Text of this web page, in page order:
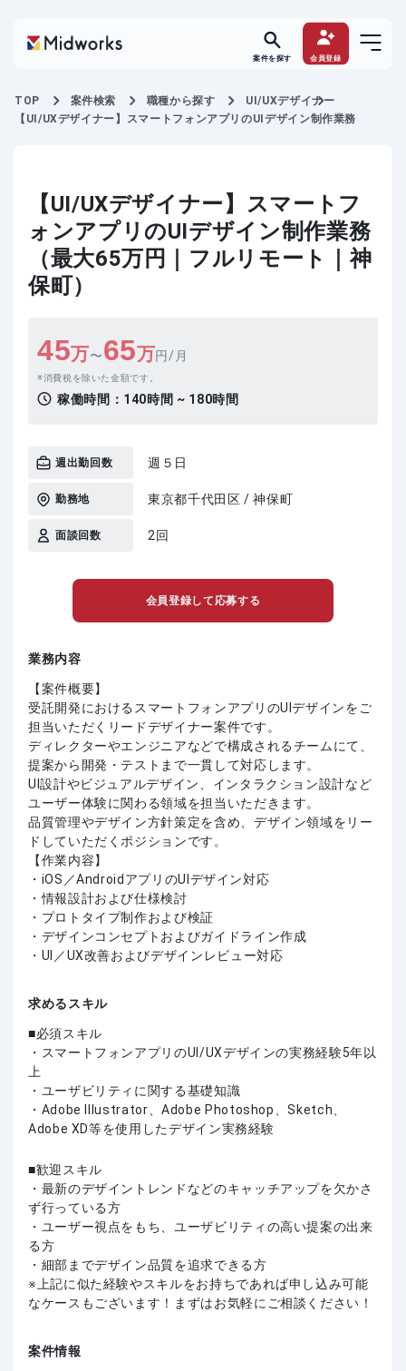
案件を探す 会員登録
TOP 案件検索 職種から探す
UI/UXデザイナー
【UI/UXデザイナー】スマートフォンアプリのUIデザイン制作業務
【UI/UXデザイナー】スマートフ
ォンアプリのUIデザイン制作業務
（最大65万円｜フルリモート｜神
保町）
45万〜65万円/月
消費税を除いた金額です。
稼働時間： 140時間 ~ 180時間
週出勤回数 週５日
勤務地 東京都千代田区 / 神保町
面談回数 2回
会員登録して応募する
業務内容
【案件概要】
受託開発におけるスマートフォンアプリのUIデザインをご
担当いただくリードデザイナー案件です。
ディレクターやエンジニアなどで構成されるチームにて、
提案から開発・テストまで一貫して対応します。
UI設計やビジュアルデザイン、インタラクション設計など
ユーザー体験に関わる領域を担当いただきます。
品質管理やデザイン方針策定を含め、デザイン領域をリー
ドしていただくポジションです。
【作業内容】
・iOS／AndroidアプリのUIデザイン対応
・情報設計および仕様検討
・プロトタイプ制作および検証
・デザインコンセプトおよびガイドライン作成
・UI／UX改善およびデザインレビュー対応
求めるスキル
必須スキル
・スマートフォンアプリのUI/UXデザインの実務経験5年以
上
・ユーザビリティに関する基礎知識
・Adobe Illustrator、Adobe Photoshop、Sketch、
Adobe XD等を使用したデザイン実務経験
歓迎スキル
・最新のデザイントレンドなどのキャッチアップを欠かさ
ず行っている方
・ユーザー視点をもち、ユーザビリティの高い提案の出来
る方
・細部までデザイン品質を追求できる方
上記に似た経験やスキルをお持ちであれば申し込み可能
なケースもございます！まずはお気軽にご相談ください！
案件情報